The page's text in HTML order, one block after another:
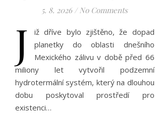
5. 8. 2026 / No Comments
J
iž dříve bylo zjištěno, že dopad
planetky do oblasti dnešního
Mexického zálivu v době před 66
miliony let vytvořil podzemní
hydrotermální systém, který na dlouhou
dobu poskytoval prostředí pro
existenci…